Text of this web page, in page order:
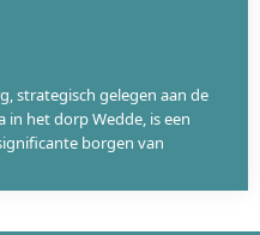
strategisch gelegen aan de
in het dorp Wedde, is een
borgen van